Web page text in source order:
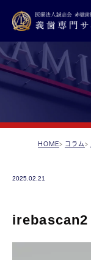
HOME コラム
2025.02.21
irebascan2